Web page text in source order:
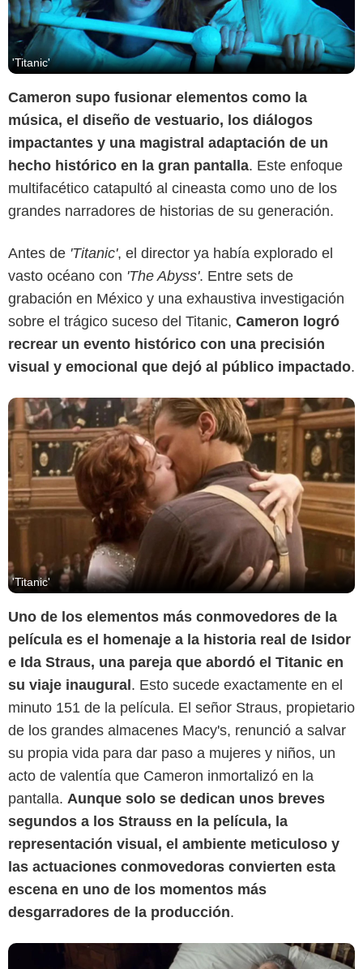
'Titanic'
Cameron supo fusionar elementos como la
música, el diseño de vestuario, los diálogos
impactantes y una magistral adaptación de un
hecho histórico en la gran pantalla. Este enfoque
multifacético catapultó al cineasta como uno de los
grandes narradores de historias de su generación.
Antes de 'Titanic', el director ya había explorado el
vasto océano con 'The Abyss'. Entre sets de
grabación en México y una exhaustiva investigación
sobre el trágico suceso del Titanic, Cameron logró
recrear un evento histórico con una precisión
visual y emocional que dejó al público impactado.
Paramount Pictures
'Titanic'
Uno de los elementos más conmovedores de la
película es el homenaje a la historia real de Isidor
e Ida Straus, una pareja que abordó el Titanic en
su viaje inaugural . Esto sucede exactamente en el
minuto 151 de la película. El señor Straus, propietario
de los grandes almacenes Macy's, renunció a salvar
su propia vida para dar paso a mujeres y niños, un
acto de valentía que Cameron inmortalizó en la
pantalla. Aunque solo se dedican unos breves
segundos a los Strauss en la película, la
representación visual, el ambiente meticuloso y
las actuaciones conmovedoras convierten esta
escena en uno de los momentos más
desgarradores de la producción.
Paramount Pictures